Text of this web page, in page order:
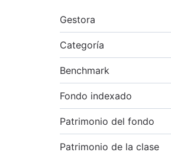
Gestora
Categoría
Benchmark
Fondo indexado
Patrimonio del fondo
Patrimonio de la clase